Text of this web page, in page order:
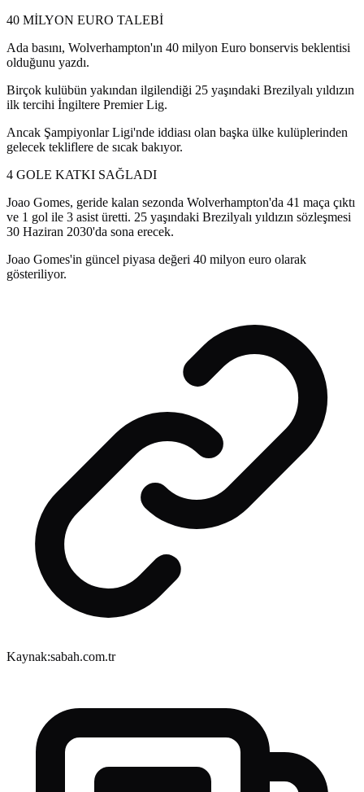
40 MİLYON EURO TALEBİ
Ada basını, Wolverhampton'ın 40 milyon Euro bonservis beklentisi
olduğunu yazdı.
Birçok kulübün yakından ilgilendiği 25 yaşındaki Brezilyalı yıldızın
ilk tercihi İngiltere Premier Lig.
Ancak Şampiyonlar Ligi'nde iddiası olan başka ülke kulüplerinden
gelecek tekliflere de sıcak bakıyor.
4 GOLE KATKI SAĞLADI
Joao Gomes, geride kalan sezonda Wolverhampton'da 41 maça çıktı
ve 1 gol ile 3 asist üretti. 25 yaşındaki Brezilyalı yıldızın sözleşmesi
30 Haziran 2030'da sona erecek.
Joao Gomes'in güncel piyasa değeri 40 milyon euro olarak
gösteriliyor.
Kaynak:sabah.com.tr